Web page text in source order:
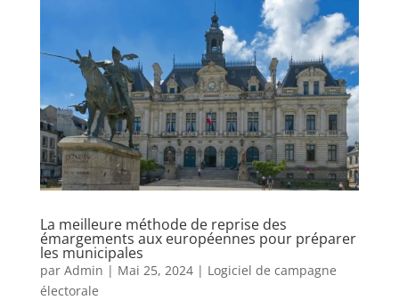
La meilleure méthode de reprise des
émargements aux européennes pour préparer
les municipales
par Admin | Mai 25, 2024| Logiciel de campagne
électorale